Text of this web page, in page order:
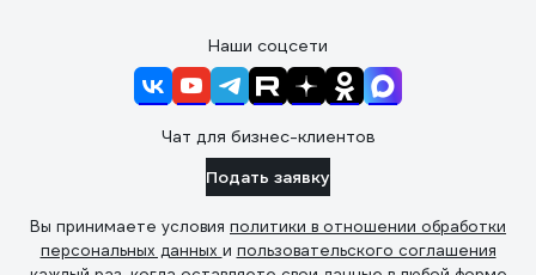
Наши соцсети
Чат для бизнес-клиентов
Подать заявку
Вы принимаете условия политики в отношении обработки
персональных данных и пользовательского соглашения